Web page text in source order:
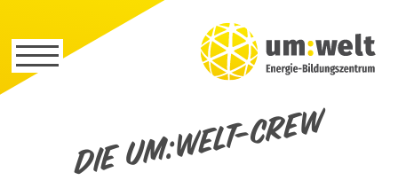
Die um:welt-Crew